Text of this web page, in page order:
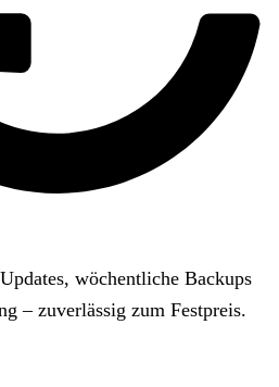
wöchentliche Backups
– zuverlässig zum Festpreis.